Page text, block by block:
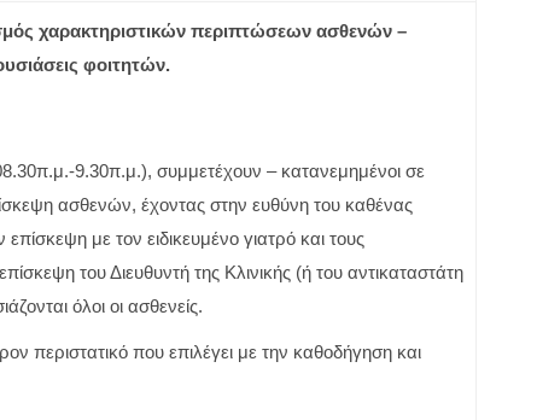
χαρακτηριστικών περιπτώσεων ασθενών –
φοιτητών.
9.30π.μ.), συμμετέχουν – κατανεμημένοι σε
ασθενών, έχοντας στην ευθύνη του καθένας
με τον ειδικευμένο γιατρό και τους
του Διευθυντή της Κλινικής (ή του αντικαταστάτη
όλοι οι ασθενείς.
περιστατικό που επιλέγει με την καθοδήγηση και